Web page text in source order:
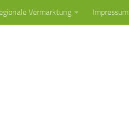
Vermarktung Impressum